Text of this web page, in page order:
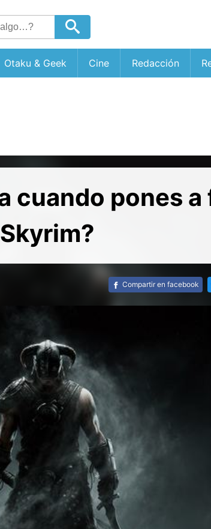
Otaku & Geek Cine Redacción
cuando pones a
Compartir en facebook